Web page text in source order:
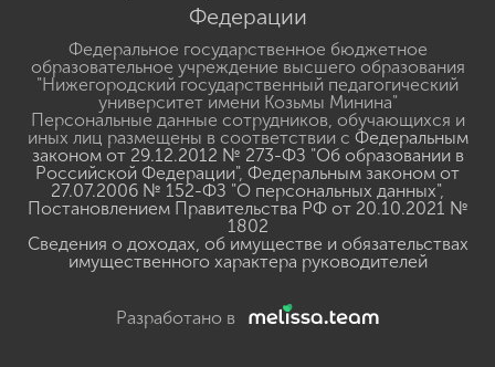
Федерации
Федеральное государственное бюджетное
образовательное учреждение высшего образования
"Нижегородский государственный педагогический
университет имени Козьмы Минина"
Персональные данные сотрудников, обучающихся и
иных лиц размещены в соответствии с Федеральным
законом от 29.12.2012 № 273-ФЗ "Об образовании в
Российской Федерации", Федеральным законом от
27.07.2006 № 152-ФЗ "О персональных данных",
Постановлением Правительства РФ от 20.10.2021 №
1802
Сведения о доходах, об имуществе и обязательствах
имущественного характера руководителей
Разработано в